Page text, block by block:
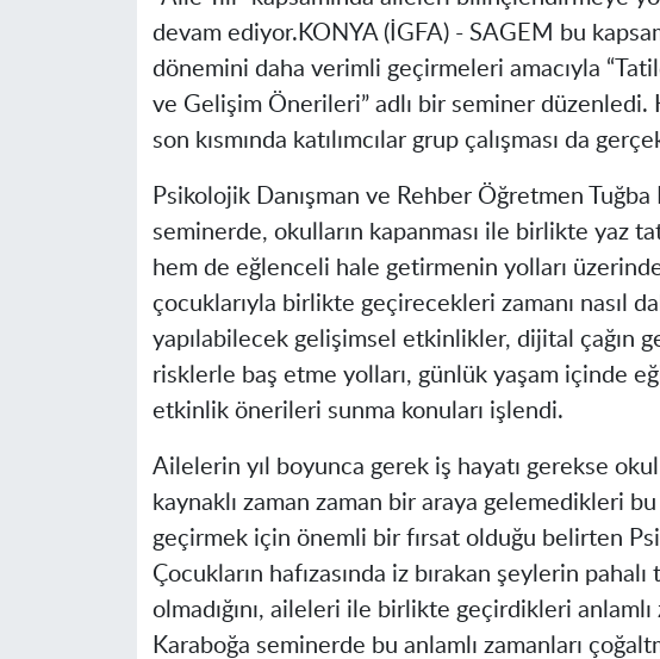
devam ediyor. KONYA (İGFA) - SAGEM bu
dönemini daha verimli geçirmeleri amacıyla
ve Gelişim Önerileri” adlı bir seminer düzenledi.
son kısmında katılımcılar grup çalışması da
Psikolojik Danışman ve Rehber Öğretmen
seminerde, okulların kapanması ile birlikte yaz
hem de eğlenceli hale getirmenin yolları
çocuklarıyla birlikte geçirecekleri zamanı nasıl
yapılabilecek gelişimsel etkinlikler, dijital çağın
risklerle baş etme yolları, günlük yaşam içinde
etkinlik önerileri sunma konuları işlendi.
Ailelerin yıl boyunca gerek iş hayatı gerekse
kaynaklı zaman zaman bir araya gelemedikleri
geçirmek için önemli bir fırsat olduğu belirten
Çocukların hafızasında iz bırakan şeylerin
olmadığını, aileleri ile birlikte geçirdikleri
Karaboğa seminerde bu anlamlı zamanları